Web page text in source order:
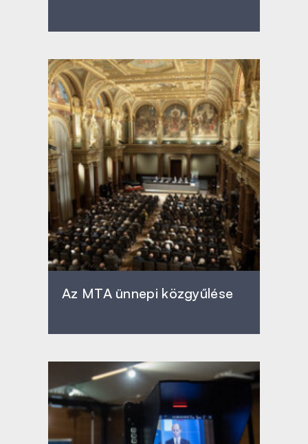
Az MTA ünnepi közgyűlése